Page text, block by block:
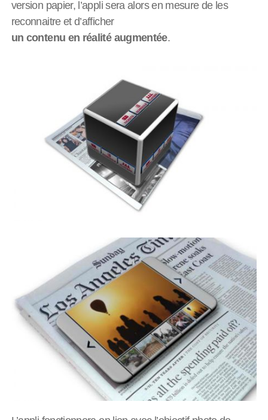
version papier, l’appli sera alors en mesure de les
reconnaitre et d’afficher
un contenu en réalité augmentée.